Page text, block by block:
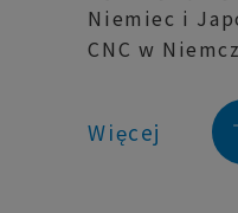
Niemiec i
CNC w
Więcej